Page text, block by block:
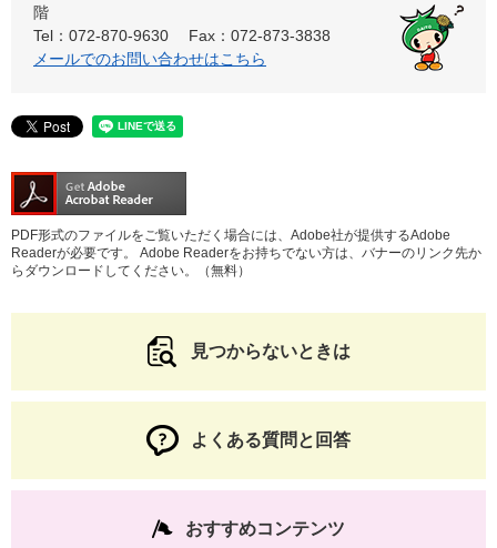
階
Tel：072-870-9630
Fax：072-873-3838
メールでのお問い合わせはこちら
PDF形式のファイルをご覧いただく場合には、Adobe社が提供するAdobe
Readerが必要です。
Adobe Readerをお持ちでない方は、バナーのリンク先か
らダウンロードしてください。（無料）
見つからないときは
よくある質問と回答
おすすめコンテンツ